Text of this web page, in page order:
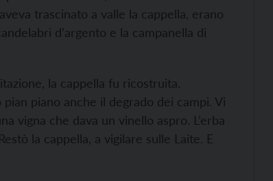
trascinato a valle la cappella, erano
d’argento e la campanella di
la cappella fu ricostruita.
pian piano anche il degrado dei campi. Vi
vigna che dava un vinello aspro. L’erba
la cappella, a vigilare sulle Laite. E